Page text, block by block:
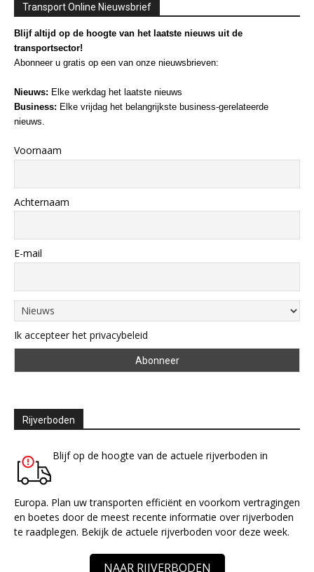
Transport Online Nieuwsbrief
Blijf altijd op de hoogte van het laatste nieuws uit de
transportsector!
Abonneer u gratis op een van onze nieuwsbrieven:
Nieuws: Elke werkdag het laatste nieuws
Business: Elke vrijdag het belangrijkste business-gerelateerde
nieuws.
Voornaam
Achternaam
E-mail
Ik accepteer het privacybeleid
Rijverboden
Blijf op de hoogte van de actuele rijverboden in
Europa. Plan uw transporten efficiënt en voorkom vertragingen
en boetes door de meest recente informatie over rijverboden
te raadplegen. Bekijk de actuele rijverboden voor deze week.
NAAR RIJVERBODEN